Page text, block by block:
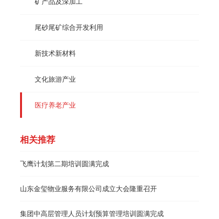
尾砂尾矿综合开发利用
新技术新材料
文化旅游产业
医疗养老产业
相关推荐
飞鹰计划第二期培训圆满完成
山东金玺物业服务有限公司成立大会隆重召开
集团中高层管理人员计划预算管理培训圆满完成